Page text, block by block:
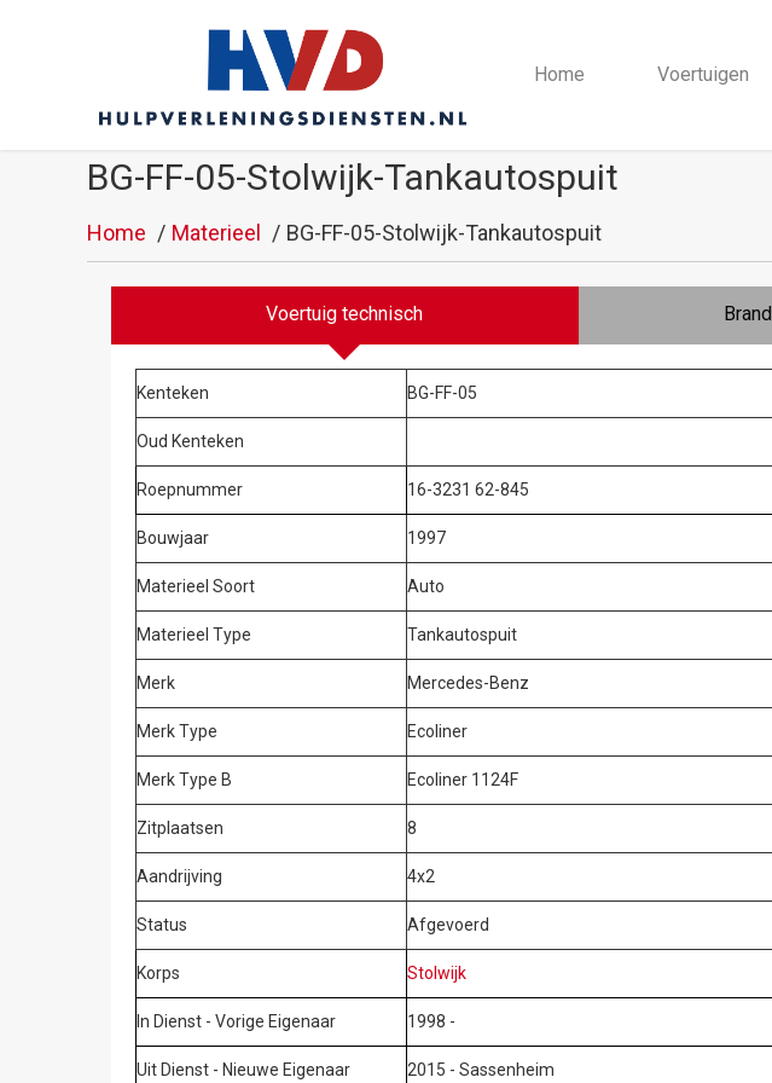
Home Voertuigen
BG-FF-05-Stolwijk-Tankautospuit
Home Materieel BG-FF-05-Stolwijk-Tankautospuit
Voertuig technisch
Kenteken BG-FF-05
Oud Kenteken
Roepnummer 16-3231 62-845
Bouwjaar 1997
Materieel Soort Auto
Materieel Type Tankautospuit
Merk Mercedes-Benz
Merk Type Ecoliner
Merk Type B Ecoliner 1124F
Zitplaatsen 8
Aandrijving 4x2
Status Afgevoerd
Korps Stolwijk
In Dienst - Vorige Eigenaar 1998 -
Uit Dienst - Nieuwe Eigenaar 2015 - Sassenheim